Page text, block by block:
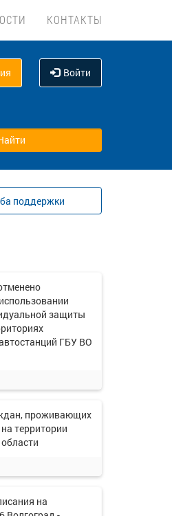
КОНТАКТЫ
Войти
поддержки
защиты
ГБУ ВО
проживающих
территории
на